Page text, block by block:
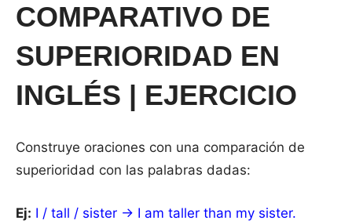
COMPARATIVO DE
SUPERIORIDAD EN
INGLÉS | EJERCICIO
Construye oraciones con una comparación de
superioridad con las palabras dadas:
Ej: I / tall / sister → I am taller than my sister.